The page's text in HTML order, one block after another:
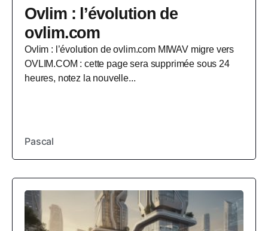
Ovlim : l’évolution de
ovlim.com
Ovlim : l’évolution de ovlim.com MIWAV migre vers
OVLIM.COM : cette page sera supprimée sous 24
heures, notez la nouvelle...
Pascal